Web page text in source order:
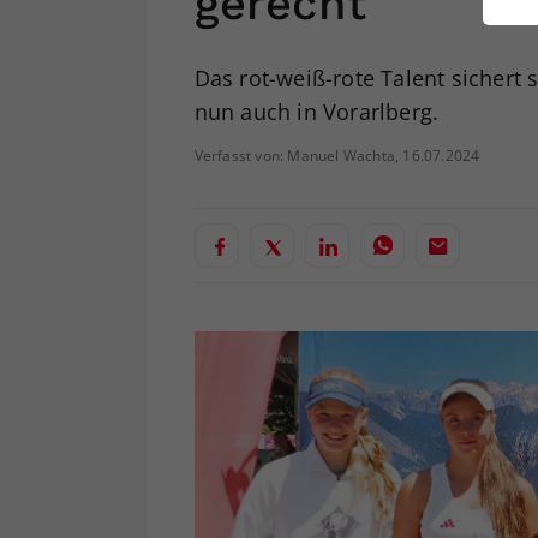
Das rot-weiß-rote Talent sichert
nun auch in Vorarlberg.
Verfasst von: Manuel Wachta, 16.07.2024